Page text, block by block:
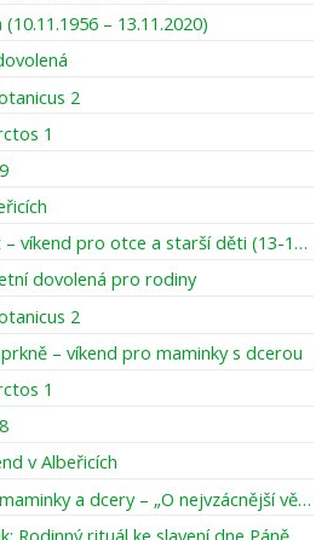
– 13.11.2020)
2
1
2019-10-12 Experiment – víkend pro otce a starší děti (13-16 let)
dovolená pro rodiny
2
– víkend pro maminky s dcerou
1
v Albeřicích
2018-05-18 Víkend pro maminky a dcery – „O nejvzácnější věci pod sluncem“
Rodinný rituál ke slavení dne Páně